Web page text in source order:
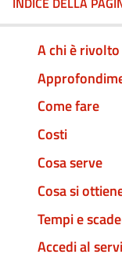
A chi è rivolto
Come fare
Costi
Cosa serve
Cosa si
Tempi e
Accedi al